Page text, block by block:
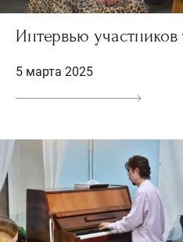
Интервью участников
5 марта 2025